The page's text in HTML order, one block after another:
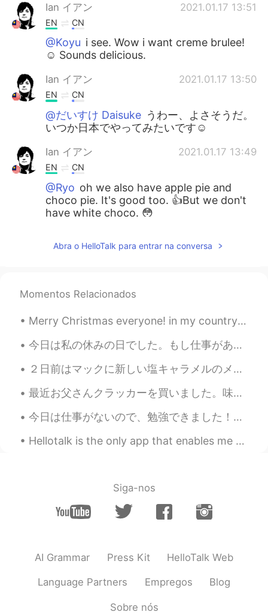
Ian イアン 2021.01.17 13:51
EN CN
@Koyu i see. Wow i want creme brulee!
☺️ Sounds delicious.
Ian イアン 2021.01.17 13:50
EN CN
@だいすけ Daisuke うわー、よさそうだ。
いつか日本でやってみたいです☺️
Ian イアン 2021.01.17 13:49
EN CN
@Ryo oh we also have apple pie and
choco pie. It's good too. 👍But we don't
have white choco. 😳
JP EN
Koyu
JP EN
へぇ〜😳おいしそう 今日本では、ベルギー
よ〜
Ryo 2021.01.17 13:43
Abra o HelloTalk para entrar na conversa
Momentos Relacionados
Merry Christmas everyone! in my country we would say, Selamat Hari Natal semua! What are your go...
今日は私の休みの日でした。もし仕事がありません、幸せの日です！😆 Today is my day off! I'm always the happiest when I have no work...
２日前はマックに新しい塩キャラメルのメニューがありました。私の一番好きなデザートの味はキャラメルなので、すぐにマックへ行きました。🤣 Two days ago, Mcdonald came ou...
最近お父さんクラッカーを買いました。味が三つがあります。辛いフライドチキン、海苔、サワークリームやオニオンです。通常ミスターポタトというスナックはシップスがクラッカーじゃないので、これは食べるの...
今日は仕事がないので、勉強できました！😍 私は普通に音楽を聞きながら勉強して、集中できます。🎶 でも、勉強するの間にお腹が空いていてこのお菓子を食べました。🤣 日本のお菓子は美味しいし、色んな味...
Hellotalk is the only app that enables me to make so many international friends. It is better tha...
Siga-nos
AI Grammar Press Kit HelloTalk Web
Language Partners Empregos Blog
Sobre nós